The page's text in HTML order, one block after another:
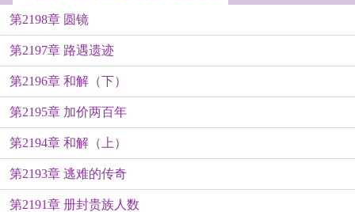
第2198章 圆镜
第2197章 路遇遗迹
第2196章 和解（下）
第2195章 加价两百年
第2194章 和解（上）
第2193章 逃难的传奇
第2191章 册封贵族人数